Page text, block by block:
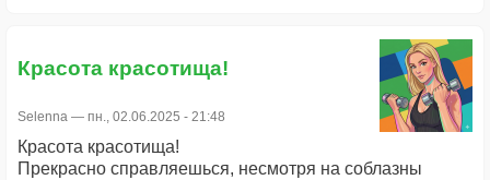
Красота красотища!
Selenna — пн., 02.06.2025 - 21:48
Красота красотища!
Прекрасно справляешься, несмотря на соблазны